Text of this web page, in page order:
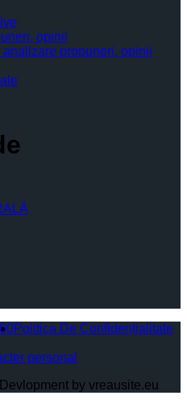
opinii
propuneri, opinii
Politica De Confidențialitate
personal
by vreausite.eu